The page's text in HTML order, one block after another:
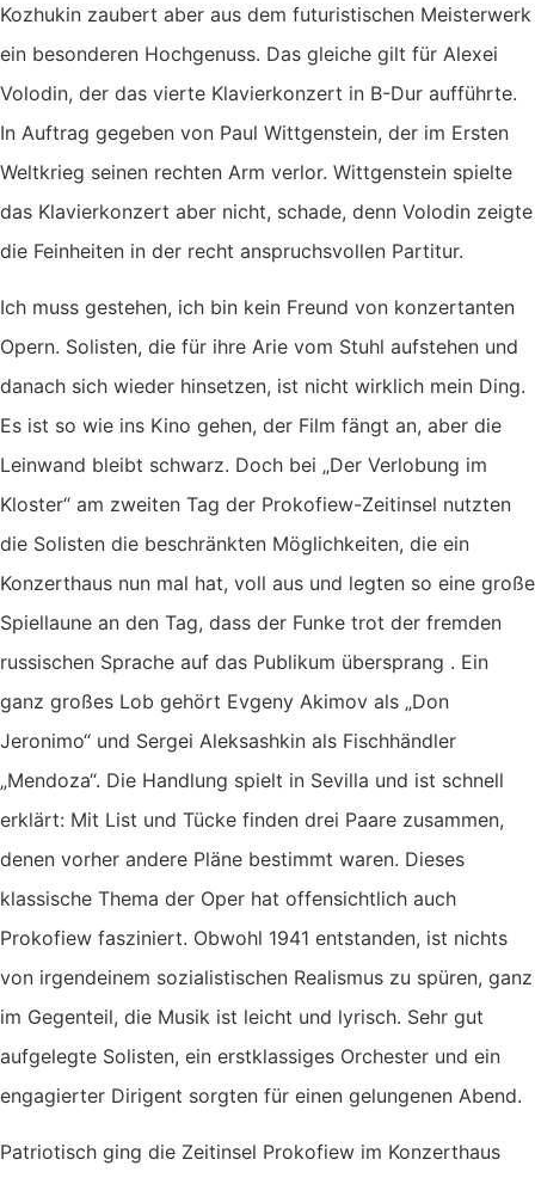
Kozhukin zaubert aber aus dem futuristischen Meisterwerk
ein besonderen Hochgenuss. Das gleiche gilt für Alexei
Volodin, der das vierte Klavierkonzert in B-Dur aufführte.
In Auftrag gegeben von Paul Wittgenstein, der im Ersten
Weltkrieg seinen rechten Arm verlor. Wittgenstein spielte
das Klavierkonzert aber nicht, schade, denn Volodin zeigte
die Feinheiten in der recht anspruchsvollen Partitur.
Ich muss gestehen, ich bin kein Freund von konzertanten
Opern. Solisten, die für ihre Arie vom Stuhl aufstehen und
danach sich wieder hinsetzen, ist nicht wirklich mein Ding.
Es ist so wie ins Kino gehen, der Film fängt an, aber die
Leinwand bleibt schwarz. Doch bei „Der Verlobung im
Kloster“ am zweiten Tag der Prokofiew-Zeitinsel nutzten
die Solisten die beschränkten Möglichkeiten, die ein
Konzerthaus nun mal hat, voll aus und legten so eine große
Spiellaune an den Tag, dass der Funke trot der fremden
russischen Sprache auf das Publikum übersprang . Ein
ganz großes Lob gehört Evgeny Akimov als „Don
Jeronimo“ und Sergei Aleksashkin als Fischhändler
„Mendoza“. Die Handlung spielt in Sevilla und ist schnell
erklärt: Mit List und Tücke finden drei Paare zusammen,
denen vorher andere Pläne bestimmt waren. Dieses
klassische Thema der Oper hat offensichtlich auch
Prokofiew fasziniert. Obwohl 1941 entstanden, ist nichts
von irgendeinem sozialistischen Realismus zu spüren, ganz
im Gegenteil, die Musik ist leicht und lyrisch. Sehr gut
aufgelegte Solisten, ein erstklassiges Orchester und ein
engagierter Dirigent sorgten für einen gelungenen Abend.
Patriotisch ging die Zeitinsel Prokofiew im Konzerthaus